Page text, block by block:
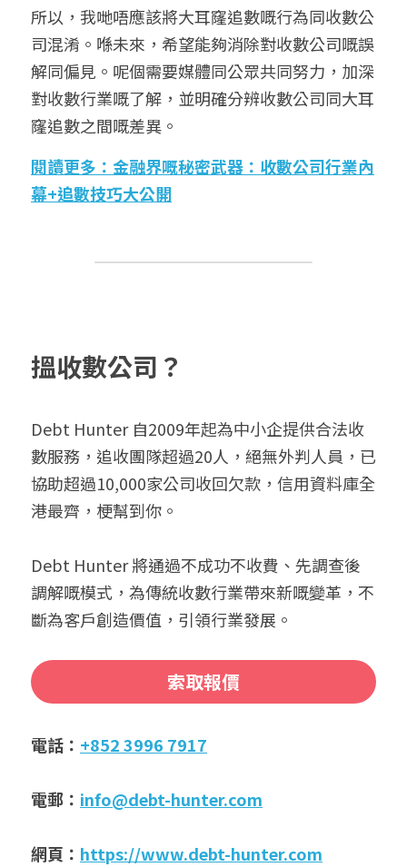
所以，我哋唔應該將大耳窿追數嘅行為同收數公
司混淆。喺未來，希望能夠消除對收數公司嘅誤
解同偏見。呢個需要媒體同公眾共同努力，加深
對收數行業嘅了解，並明確分辨收數公司同大耳
窿追數之間嘅差異。
閱讀更多：金融界嘅秘密武器：收數公司行業內
幕+追數技巧大公開
搵收數公司？
Debt Hunter 自2009年起為中小企提供合法收
數服務，追收團隊超過20人，絕無外判人員，已
協助超過10,000家公司收回欠款，信用資料庫全
港最齊，梗幫到你。
Debt Hunter 將通過不成功不收費、先調查後
調解嘅模式，為傳統收數行業帶來新嘅變革，不
斷為客戶創造價值，引領行業發展。
索取報價
電話： +852 3996 7917
電郵： info@debt-hunter.com
網頁： https://www.debt-hunter.com